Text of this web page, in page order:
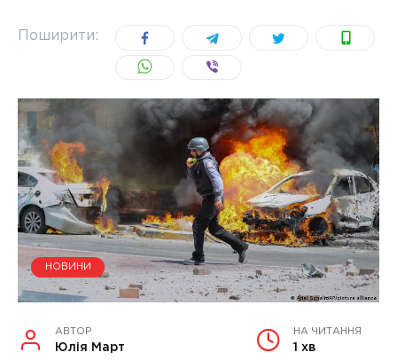
Поширити:
НОВИНИ
АВТОР
Юлія Март
НА ЧИТАННЯ
1 хв